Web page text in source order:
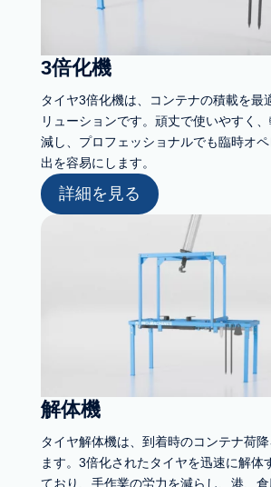
3倍化機
タイヤ3倍化機は、コンテナの積載を最
リューションです。頑丈で使いやすく
減し、プロフェッショナルでも臨時オ
出を容易にします。
詳細を見る
解体機
タイヤ解体機は、到着時のコンテナ荷
ます。3倍化されたタイヤを迅速に解体
ており、手作業の労力を減らし、港、